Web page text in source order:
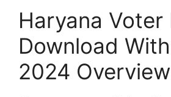
Haryana Voter
Download
2024 Overview